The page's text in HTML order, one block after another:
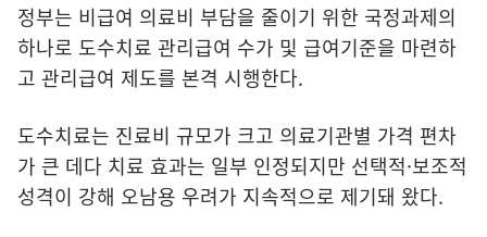
정부는 비급여 의료비 부담을 줄이기 위한 국정과제의
하나로 도수치료 관리급여 수가 및 급여기준을 마련하
고 관리급여 제도를 본격 시행한다.
도수치료는 진료비 규모가 크고 의료기관별 가격 편차
가 큰 데다 치료 효과는 일부 인정되지만 선택적·보조적
성격이 강해 오남용 우려가 지속적으로 제기돼 왔다.